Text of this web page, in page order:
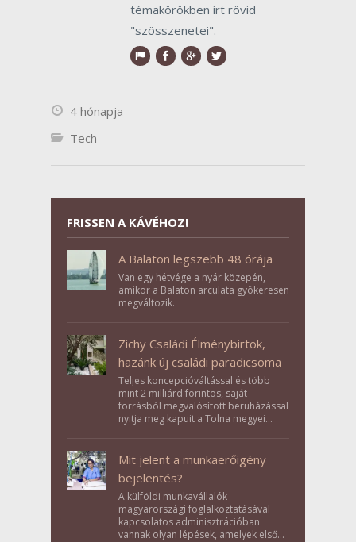
témakörökben írt rövid
"szösszenetei".
4 hónapja
Tech
FRISSEN A KÁVÉHOZ!
A Balaton legszebb 48 órája
Van egy hétvége a nyár közepén,
amikor a Balaton arculata gyökeresen
megváltozik.
Zichy Családi Élménybirtok,
hazánk új családi paradicsoma
Teljes koncepcióváltással és több
mint 2 milliárd forintos, saját
forrásból megvalósított beruházással
nyitja meg kapuit a Tolna megyei
Mit jelent a munkaerőigény
bejelentés?
A külföldi munkavállalók
magyarországi foglalkoztatásával
kapcsolatos adminisztrációban
vannak olyan lépések, amelyek első